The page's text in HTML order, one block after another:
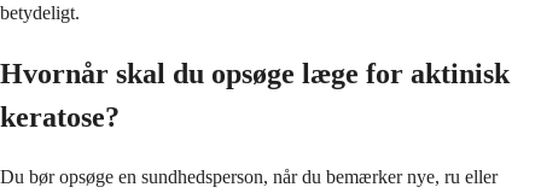
betydeligt.
Hvornår skal du opsøge læge for aktinisk
keratose?
Du bør opsøge en sundhedsperson, når du bemærker nye, ru eller